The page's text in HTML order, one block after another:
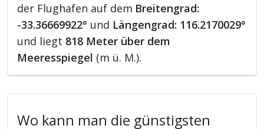
der Flughafen auf dem Breitengrad:
-33.36669922° und Längengrad: 116.2170029°
und liegt 818 Meter über dem
Meeresspiegel (m ü. M.).
Wo kann man die günstigsten